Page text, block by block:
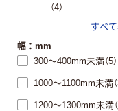
（4）
すべ
幅：mm
300～400mm未満（5）
1000～1100mm未満（
1200～1300mm未満（